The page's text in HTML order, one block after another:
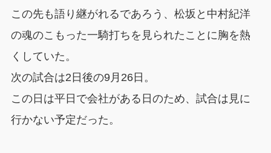
この先も語り継がれるであろう、松坂と中村紀洋
の魂のこもった一騎打ちを見られたことに胸を熱
くしていた。
次の試合は2日後の9月26日。
この日は平日で会社がある日のため、試合は見に
行かない予定だった。